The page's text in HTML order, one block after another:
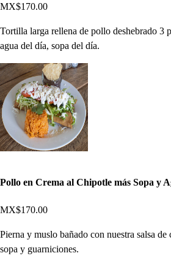
MX$170.00
Tortilla larga rellena de pollo deshebrado 3
agua del día, sopa del día.
Pollo en Crema al Chipotle más Sopa y
MX$170.00
Pierna y muslo bañado con nuestra salsa
sopa y guarniciones.